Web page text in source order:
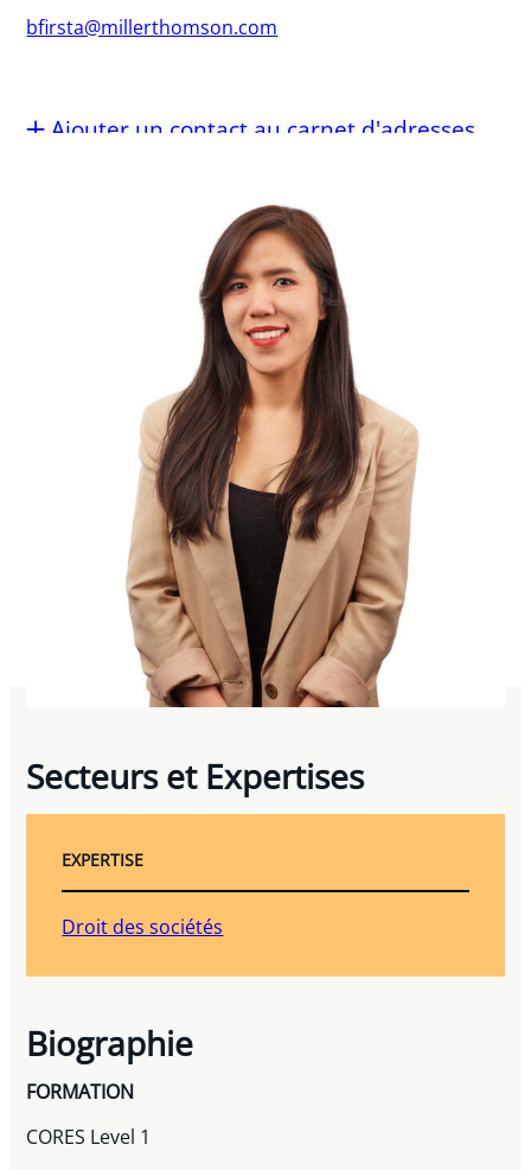
bfirsta@millerthomson.com
Ajouter un contact au carnet d'adresses
Secteurs et Expertises
EXPERTISE
Droit des sociétés
Biographie
FORMATION
CORES Level 1